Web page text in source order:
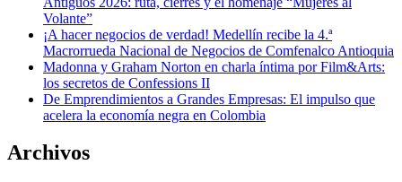
Volante”
¡A hacer negocios de verdad! Medellín recibe la 4.ª
Macrorrueda Nacional de Negocios de Comfenalco Antioquia
Madonna y Graham Norton en charla íntima por Film&Arts:
los secretos de Confessions II
De Emprendimientos a Grandes Empresas: El impulso que
acelera la economía negra en Colombia
Archivos